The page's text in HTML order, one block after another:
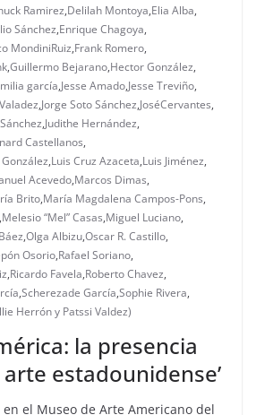
Ramirez,Delilah Montoya,Elia Alba,
Sánchez,Enrique Chagoya,
MondiniRuiz,Frank Romero,
,Guillermo Bejarano,Hector González,
garcía,Jesse Amado,Jesse Treviño,
,Jorge Soto Sánchez,JoséCervantes,
,Judithe Hernández,
Castellanos,
González,Luis Cruz Azaceta,Luis Jiménez,
Acevedo,Marcos Dimas,
Brito,María Magdalena Campos-Pons,
,Melesio “Mel” Casas,Miguel Luciano,
,Olga Albizu,Oscar R. Castillo,
Osorio,Rafael Soriano,
,Ricardo Favela,Roberto Chavez,
,Scherezade García,Sophie Rivera,
Herrón y Patssi Valdez)
la presencia
estadounidense’
el Museo de Arte Americano del